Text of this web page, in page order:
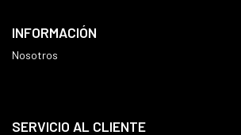
INFORMACIÓN
Nosotros
SERVICIO AL CLIENTE